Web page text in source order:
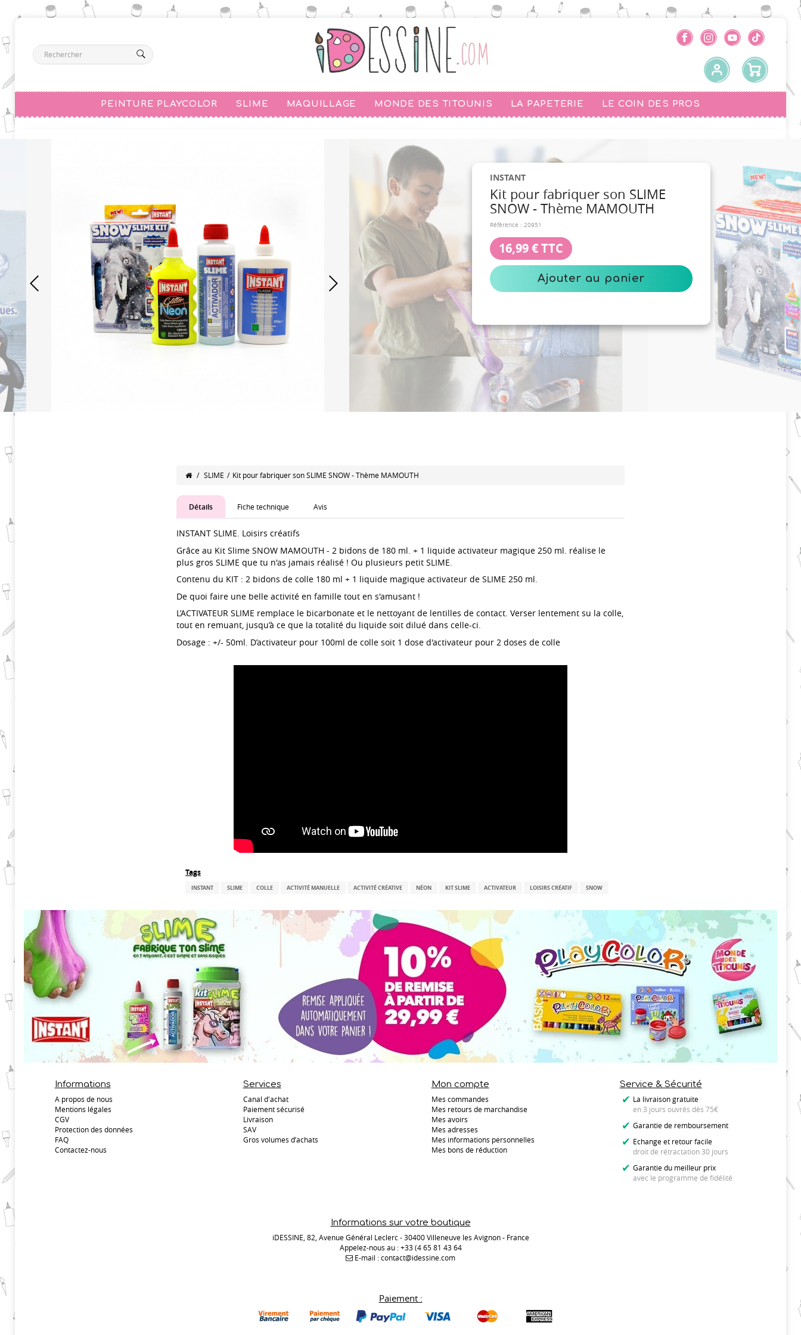
PEINTURE PLAYCOLOR SLIME MAQUILLAGE MONDE DES TITOUNIS LA PAPETERIE LE COIN DES PROS
INSTANT
Kit pour fabriquer son SLIME
SNOW - Thème MAMOUTH
Référence : 20951
16,99 €TTC
Ajouter au panier
/ SLIME / Kit pour fabriquer son SLIME SNOW - Thème MAMOUTH
Détails Fiche technique Avis
INSTANT SLIME. Loisirs créatifs
Grâce au Kit Slime SNOW MAMOUTH - 2 bidons de 180 ml. + 1 liquide activateur magique 250 ml. réalise le
plus gros SLIME que tu n'as jamais réalisé ! Ou plusieurs petit SLIME.
Contenu du KIT : 2 bidons de colle 180 ml + 1 liquide magique activateur de SLIME 250 ml.
De quoi faire une belle activité en famille tout en s'amusant !
L’ACTIVATEUR SLIME remplace le bicarbonate et le nettoyant de lentilles de contact. Verser lentement su la colle,
tout en remuant, jusqu’à ce que la totalité du liquide soit dilué dans celle-ci.
Dosage : +/- 50ml. D’activateur pour 100ml de colle soit 1 dose d'activateur pour 2 doses de colle
Tags
INSTANT SLIME COLLE ACTIVITÉ MANUELLE ACTIVITÉ CRÉATIVE NÉON KIT SLIME ACTIVATEUR LOISIRS CRÉATIF SNOW
Paiement :
Informations
A propos de nous
Mentions légales
CGV
Protection des données
FAQ
Contactez-nous
Services
Canal d'achat
Paiement sécurisé
Livraison
SAV
Gros volumes d’achats
Service & Sécurité
La livraison gratuite
en 3 jours ouvrés dès 75€
Garantie de remboursement
Echange et retour facile
droit de rétractation 30 jours
Garantie du meilleur prix
avec le programme de fidélité
Mon compte
Mes commandes
Mes retours de marchandise
Mes avoirs
Mes adresses
Mes informations personnelles
Mes bons de réduction
Informations sur votre boutique
iDESSINE, 82, Avenue Général Leclerc - 30400 Villeneuve les Avignon - France
Appelez-nous au :+33 (4 65 81 43 64
E-mail :contact@idessine.com